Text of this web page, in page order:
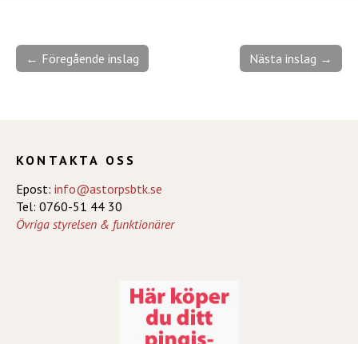
Nästa inslag →
← Föregående inslag
KONTAKTA OSS
Epost: info@astorpsbtk.se
Tel: 0760-51 44 30
Övriga styrelsen & funktionärer